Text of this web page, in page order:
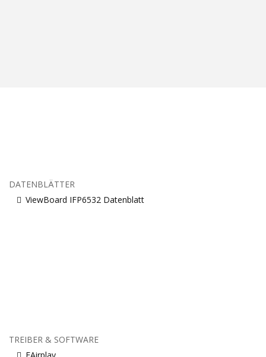
DATENBLÄTTER
ViewBoard IFP6532 Datenblatt
TREIBER & SOFTWARE